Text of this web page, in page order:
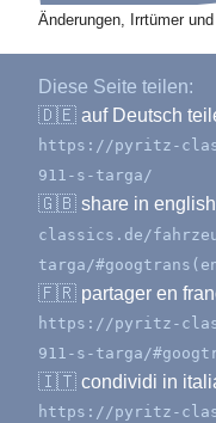
Änderungen, Irrtümer
Diese Seite teilen:
🇩🇪 auf Deutsch
https://pyritz-
911-s-targa/
🇬🇧 share in
classics.de/
targa/
🇫🇷 partager en
https://pyritz-
911-s-targa/
🇮🇹 condividi in
https://pyritz-